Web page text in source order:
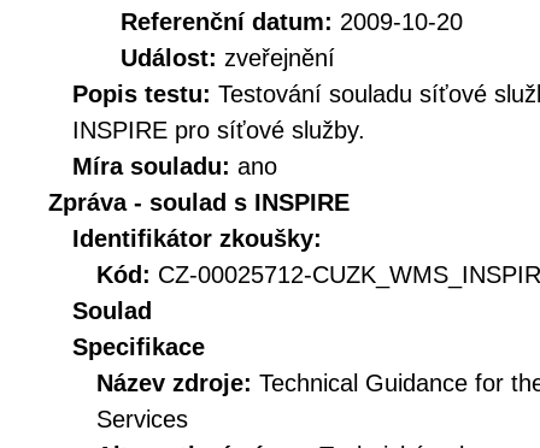
Referenční datum: 2009-10-20
Událost: zveřejnění
Popis testu: Testování souladu síťové
INSPIRE pro síťové služby.
Míra souladu: ano
Zpráva - soulad s INSPIRE
Identifikátor zkoušky:
Kód: CZ-00025712-
Soulad
Specifikace
Název zdroje: Technical Guidance for
Services